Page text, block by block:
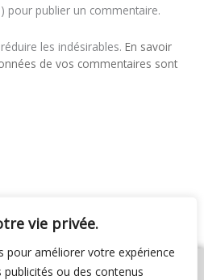
vie privée.
pour améliorer votre expérience
ou des contenus
pour publier un commentaire.
les indésirables. En savoir
de vos commentaires sont